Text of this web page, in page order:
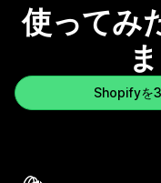
使ってみ
Shopifyを